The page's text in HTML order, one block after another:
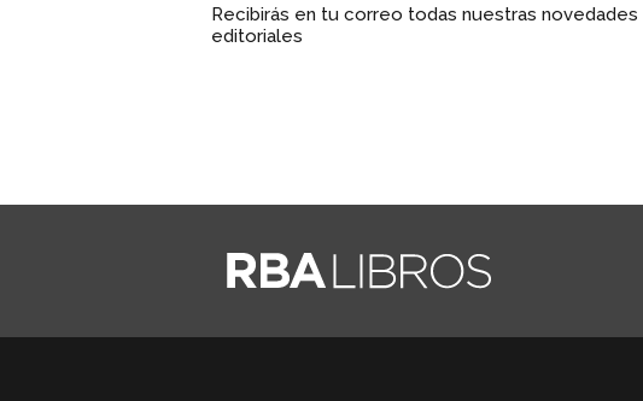
Recibirás en tu correo todas nuestras novedades
editoriales